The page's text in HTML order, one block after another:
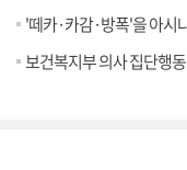
'떼카·카감·방폭'을 아시나요? 교묘
보건복지부 의사 집단행동 중